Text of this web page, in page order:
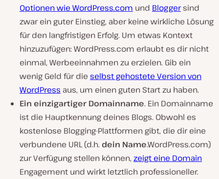
Optionen wie WordPress.com und Bloggersind
zwar ein guter Einstieg, aber keine wirkliche Lösung
für den langfristigen Erfolg. Um etwas Kontext
hinzuzufügen: WordPress.com erlaubt es dir nicht
einmal, Werbeeinnahmen zu erzielen. Gib ein
wenig Geld für die selbst gehostete Version von
WordPress aus, um einen guten Start zu haben.
Ein einzigartiger Domainname. Ein Domainname
ist die Hauptkennung deines Blogs. Obwohl es
kostenlose Blogging-Plattformen gibt, die dir eine
verbundene URL (d.h. dein Name.WordPress.com)
zur Verfügung stellen können, zeigt eine Domain
Engagement und wirkt letztlich professioneller.